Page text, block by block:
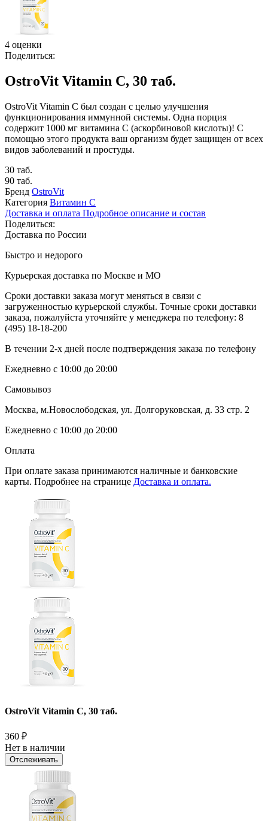
4 оценки
Поделиться:
OstroVit Vitamin C, 30 таб.
OstroVit Vitamin C был создан с целью улучшения
функционирования иммунной системы. Одна порция
содержит 1000 мг витамина С (аскорбиновой кислоты)! С
помощью этого продукта ваш организм будет защищен от всех
видов заболеваний и простуды.
30 таб.
90 таб.
Бренд OstroVit
Категория Витамин C
Доставка и оплата Подробное описание и состав
Поделиться:
Доставка по России
Быстро и недорого
Курьерская доставка по Москве и МО
Сроки доставки заказа могут меняться в связи с
загруженностью курьерской службы. Точные сроки доставки
заказа, пожалуйста уточняйте у менеджера по телефону: 8
(495) 18-18-200
В течении 2-х дней после подтверждения заказа по телефону
Ежедневно с 10:00 до 20:00
Самовывоз
Москва, м.Новослободская, ул. Долгоруковская, д. 33 стр. 2
Ежедневно с 10:00 до 20:00
Оплата
При оплате заказа принимаются наличные и банковские
карты. Подробнее на странице Доставка и оплата.
OstroVit Vitamin C, 30 таб.
360 ₽
Нет в наличии
Отслеживать